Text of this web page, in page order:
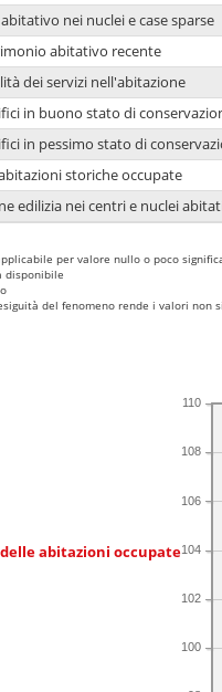
nei nuclei e case sparse
abitativo recente
dei servizi nell'abitazione
in buono stato di
in pessimo stato di
storiche occupate
edilizia nei centri e nuclei
per valore nullo o poco
disponibile
del fenomeno rende i valori non
abitazioni occupate
100
102
104
106
108
110